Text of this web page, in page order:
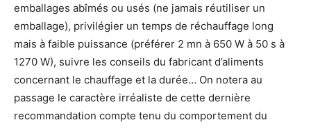
emballages abîmés ou usés (ne jamais réutiliser un
emballage), privilégier un temps de réchauffage long
mais à faible puissance (préférer 2 mn à 650 W à 50 s à
1270 W), suivre les conseils du fabricant d’aliments
concernant le chauffage et la durée… On notera au
passage le caractère irréaliste de cette dernière
recommandation compte tenu du comportement du